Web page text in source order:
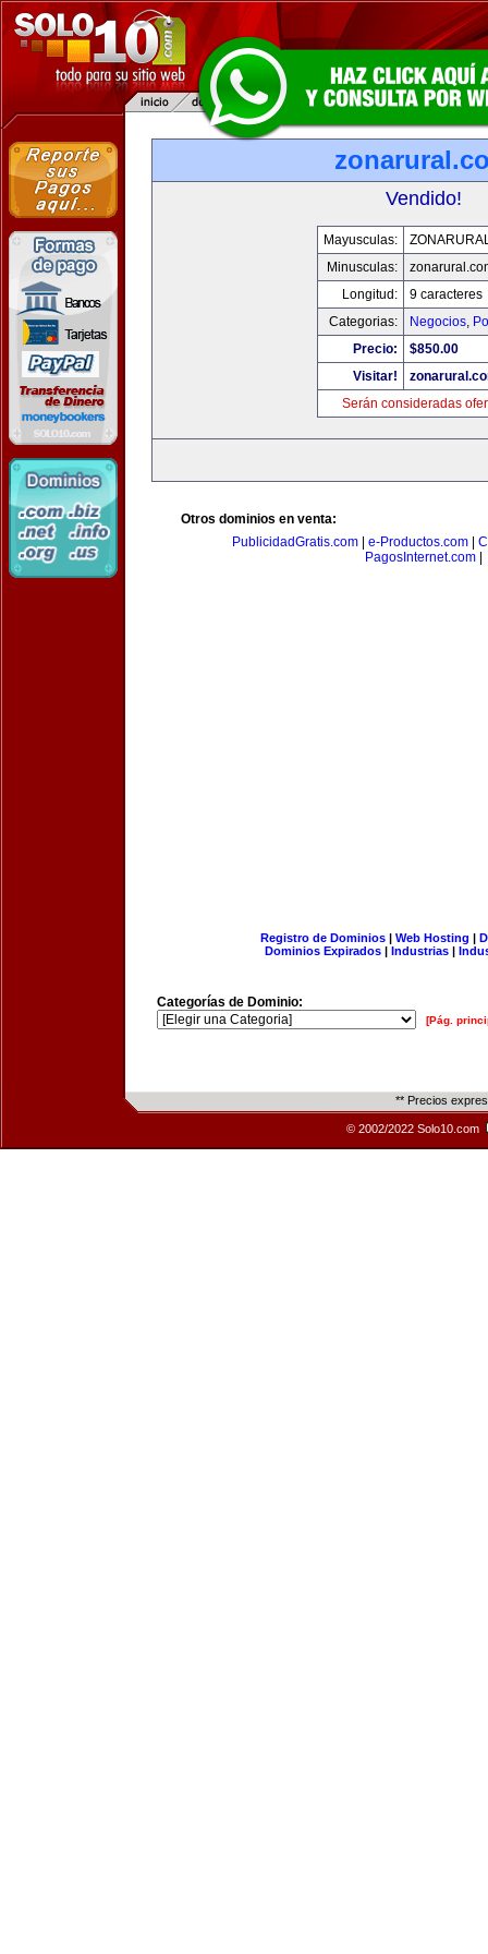
Vendido!
Mayusculas:
Minusculas:
Longitud:
9 caracteres
Categorias:
Negocios,
Precio:
$850.00
Visitar!
Serán consideradas
Otros dominios en venta:
PublicidadGratis.com
e-Productos.com
PagosInternet.com
Registro de Dominios| Web Hosting |
Dominios Expirados | Industrias |
Categorías de Dominio:
[Pág.
** Precios
© 2002/2022 Solo10.com